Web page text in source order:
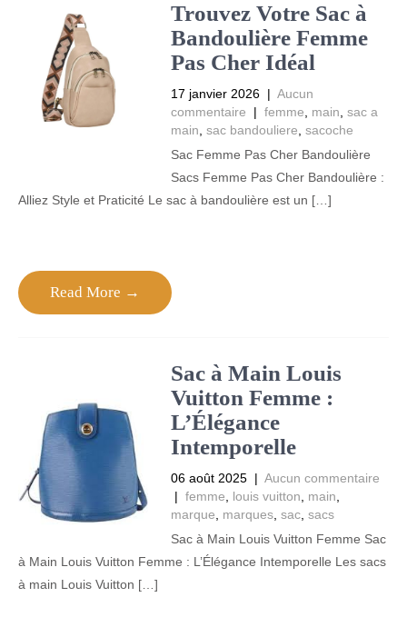
Trouvez Votre Sac à
Bandoulière Femme
Pas Cher Idéal
17 janvier 2026 | Aucun
commentaire
| femme main sac a
main sac bandouliere sacoche
Sac Femme Pas Cher Bandoulière
Sacs Femme Pas Cher Bandoulière :
Alliez Style et Praticité Le sac à bandoulière est un […]
Read More →
Sac à Main Louis
Vuitton Femme :
L’Élégance
Intemporelle
06 août 2025 | Aucun commentaire
| femme louis vuitton main
marque
marques, sac, sacs
Sac à Main Louis Vuitton Femme Sac
à Main Louis Vuitton Femme : L’Élégance Intemporelle Les sacs
à main Louis Vuitton […]